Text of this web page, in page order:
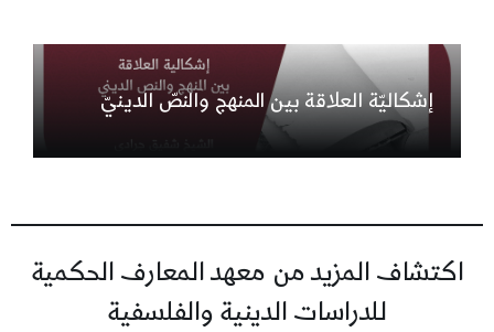
إشكاليّة العلاقة بين المنهج والنصّ الدينيّ
اكتشاف المزيد من معهد المعارف الحكمية
للدراسات الدينية والفلسفية